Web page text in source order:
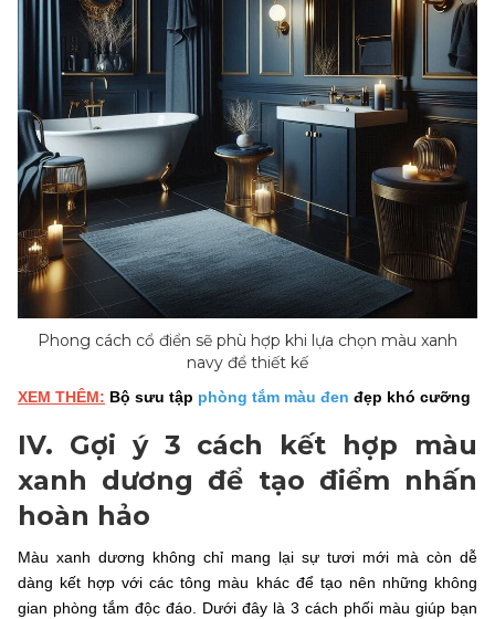
Phong cách cổ điển sẽ phù hợp khi lựa chọn màu xanh
navy để thiết kế
XEM THÊM: Bộ sưu tập phòng tắm màu đen đẹp khó cưỡng
IV. Gợi ý 3 cách kết hợp màu
xanh dương để tạo điểm nhấn
hoàn hảo
Màu xanh dương không chỉ mang lại sự tươi mới mà còn dễ
dàng kết hợp với các tông màu khác để tạo nên những không
gian phòng tắm độc đáo. Dưới đây là 3 cách phối màu giúp bạn